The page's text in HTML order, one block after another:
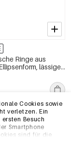
Cookies sowie
verletzen. Ein
Besuch
Smartphone
sind für die
Ringe aus
lässige
Serie für Damen –
jeden Tag